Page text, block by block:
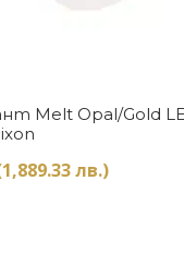
Купи
Melt Opal/Gold
лв.)